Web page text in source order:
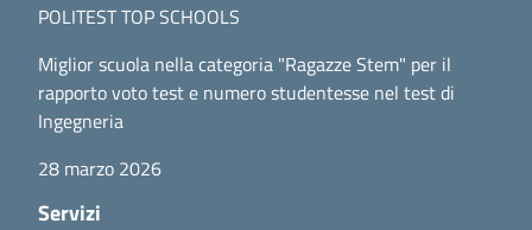
POLITEST TOP SCHOOLS
Miglior scuola nella categoria "Ragazze Stem" per il
rapporto voto test e numero studentesse nel test di
Ingegneria
28 marzo 2026
Servizi